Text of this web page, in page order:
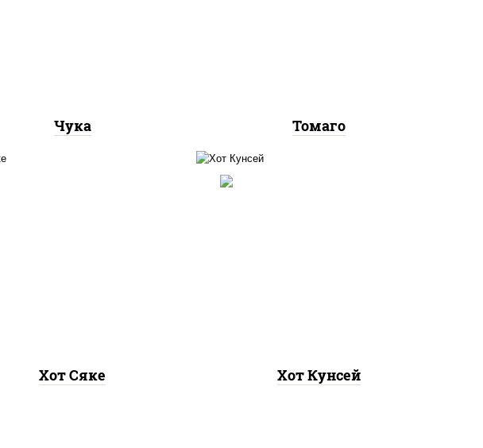
Чука Томаго
Хот Сяке Хот Кунсей